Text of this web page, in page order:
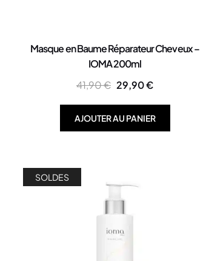
Masque en Baume Réparateur Cheveux –
IOMA 200ml
41,90€ 29,90€
AJOUTER AU PANIER
SOLDES